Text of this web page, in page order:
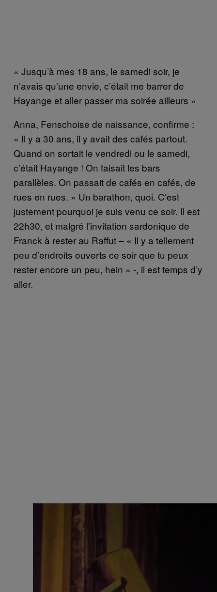
« Jusqu’à mes 18 ans, le samedi soir, je
n’avais qu’une envie, c’était me barrer de
Hayange et aller passer ma soirée ailleurs »
Anna, Fenschoise de naissance, confirme :
« Il y a 30 ans, il y avait des cafés partout.
Quand on sortait le vendredi ou le samedi,
c’était Hayange ! On faisait les bars
parallèles. On passait de cafés en cafés, de
rues en rues. » Un barathon, quoi. C’est
justement pourquoi je suis venu ce soir. Il est
22h30, et malgré l’invitation sardonique de
Franck à rester au Raffut – « Il y a tellement
peu d’endroits ouverts ce soir que tu peux
rester encore un peu, hein » -, il est temps d’y
aller.